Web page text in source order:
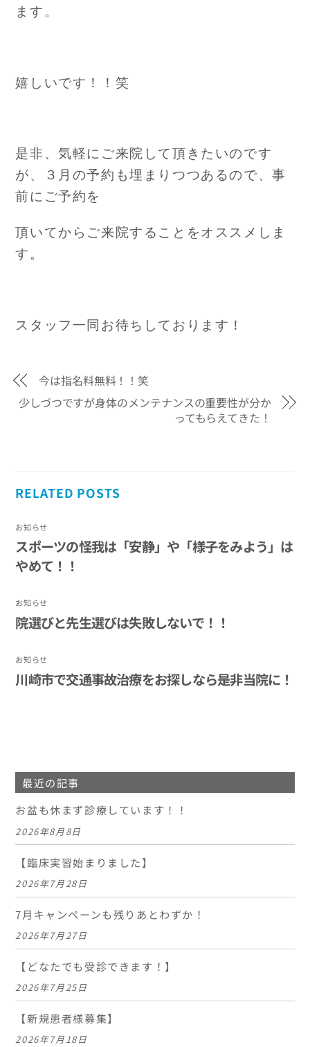
ます。
嬉しいです！！笑
是非、気軽にご来院して頂きたいのです
が、３月の予約も埋まりつつあるので、事
前にご予約を
頂いてからご来院することをオススメしま
す。
スタッフ一同お待ちしております！
今は指名料無料！！笑
少しづつですが身体のメンテナンスの重要性が分か
ってもらえてきた！
RELATED POSTS
お知らせ
スポーツの怪我は「安静」や「様子をみよう」は
やめて！！
お知らせ
院選びと先生選びは失敗しないで！！
お知らせ
川崎市で交通事故治療をお探しなら是非当院に！
最近の記事
お盆も休まず診療しています！！
2026年8月8日
【臨床実習始まりました】
2026年7月28日
7月キャンペーンも残りあとわずか！
2026年7月27日
【どなたでも受診できます！】
2026年7月25日
【新規患者様募集】
2026年7月18日